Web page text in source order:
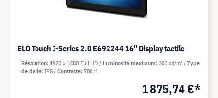
ELO Touch I-Series 2.0 E692244 16" Display tactile
1 875,74 €*
Résolution 1920 x 1080 Full HD Luminosité maximum 300 cd/m²
Type
de dalle IPS Contraste 700 :1